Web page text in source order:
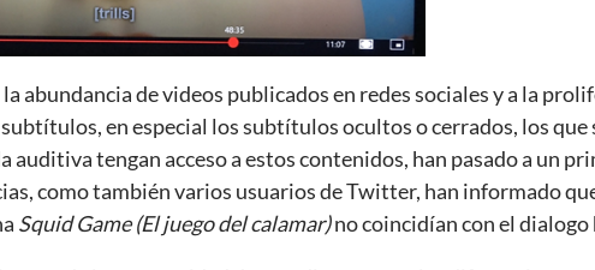
abundancia de videos publicados en redes sociales y a la
subtítulos, en especial los subtítulos ocultos o cerrados, los que
auditiva tengan acceso a estos contenidos, han pasado a un
como también varios usuarios de Twitter, han informado
Squid Game (El juego del calamar)no coincidían con el dialogo